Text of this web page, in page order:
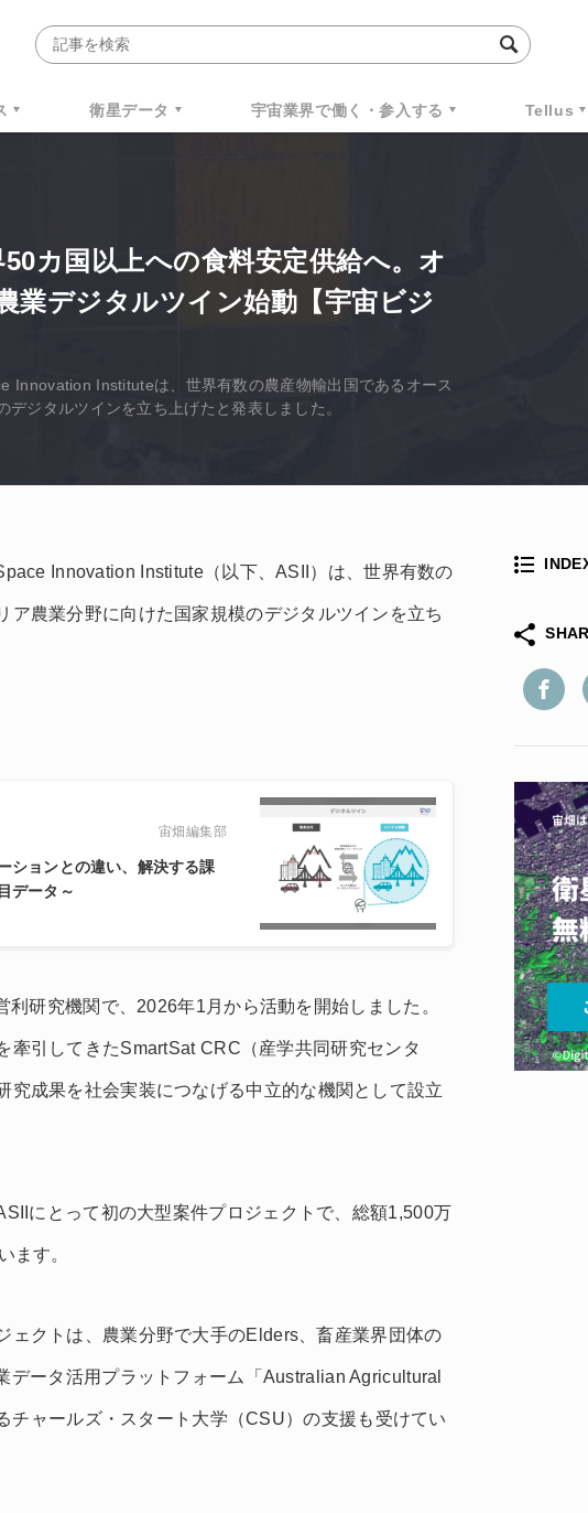
衛星データ 宇宙業界で働く・参入する Tellus
カ国以上への食料安定供給へ。オ
業デジタルツイン始動【宇宙ビジ
Innovation Instituteは、世界有数の農産物輸出国であるオース
デジタルツインを立ち上げたと発表しました。
Innovation Institute（以下、ASII）は、世界有数の
ア農業分野に向けた国家規模のデジタルツインを立ち
宙畑編集部
ションとの違い、解決する課
データ～
研究機関で、2026年1月から活動を開始しました。
牽引してきたSmartSat CRC（産学共同研究センタ
究成果を社会実装につなげる中立的な機関として設立
にとって初の大型案件プロジェクトで、総額1,500万
ます。
ェクトは、農業分野で大手のElders、畜産業界団体の
データ活用プラットフォーム「Australian Agricultural
チャールズ・スタート大学（CSU）の支援も受けてい